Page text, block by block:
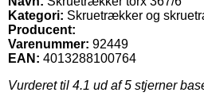
Kategori: Skruetrækker og
Producent:
Varenummer: 92449
EAN: 4013288100764
Vurderet til 4.1 ud af 5 stjerner